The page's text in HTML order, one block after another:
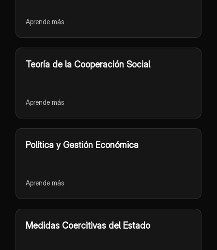
Aprende más
Teoría de la Cooperación Social
Aprende más
Política y Gestión Económica
Aprende más
Medidas Coercitivas del Estado